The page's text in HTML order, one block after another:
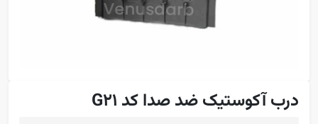
درب آکوستیک ضد صدا کد G21